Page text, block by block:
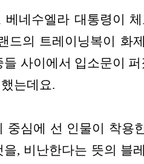
베네수엘라 대통령이
드의 트레이닝복이 화
사이에서 입소문이
는데요.
중심에 선 인물이 착용
, 비난한다는 뜻의 블